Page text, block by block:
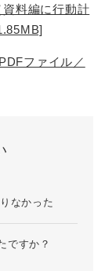
料編に行動計
ファイル／
なかった
ですか？